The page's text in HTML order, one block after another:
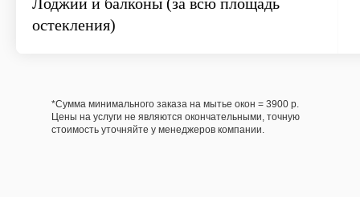
остекления)
*Сумма минимального заказа на мытье окон = 3900 р.
Цены на услуги не являются окончательными, точную
стоимость уточняйте у менеджеров компании.